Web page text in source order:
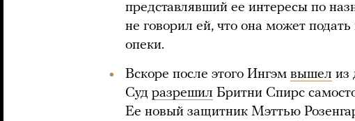
представлявший ее интересы по
не говорил ей, что она может
опеки.
Вскоре после этого Ингэм вышел из
Суд разрешил Бритни Спирс
Ее новый защитник Мэттью